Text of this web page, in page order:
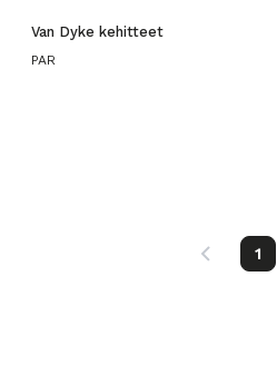
Van Dyke kehitteet
PAR
1